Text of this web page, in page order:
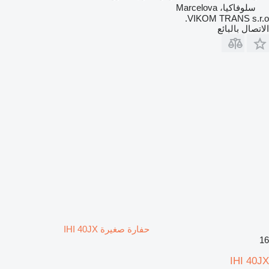
سلوفاكيا، Marcelova
VIKOM TRANS s.r.o.
الاتصال بالبائع
حفارة صغيرة IHI 40JX
16
IHI 40JX